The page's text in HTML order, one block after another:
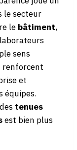
le secteur
lebâtiment,
sens
renforcent
et
équipes.
tenues
est bien plus